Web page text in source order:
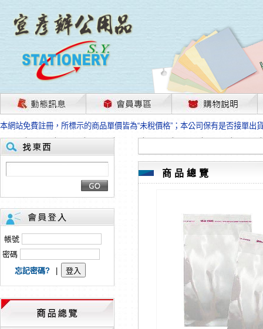
茲因國際情勢變化石油及塑化原物料波動漲幅甚大，部份上游供應商已採取
本網站免費註冊，所標示的商品單價皆為“未稅價格”；本公司保有是否接單出
HP、EPSON、CANON原廠耗材價格浮動，下單前請先跟客服人員確認最新
本網站免費註冊，所標示的商品單價皆為“未稅價格”；本公司保有是否接單出
匯款客戶請注意！因商品繁複來不及發現短缺，遂待客服人員跟您確認訂單
本網站免費註冊，所標示的商品單價皆為“未稅價格”；本公司保有是否接單出
茲因國際情勢變化石油及塑化原物料波動漲幅甚大，部份上游供應商已採取
本網站免費註冊，所標示的商品單價皆為“未稅價格”；本公司保有是否接單出
HP、EPSON、CANON原廠耗材價格浮動，下單前請先跟客服人員確認最新
本網站免費註冊，所標示的商品單價皆為“未稅價格”；本公司保有是否接單出
匯款客戶請注意！因商品繁複來不及發現短缺，遂待客服人員跟您確認訂單
本網站免費註冊，所標示的商品單價皆為“未稅價格”；本公司保有是否接單出
帳號
密碼
忘記密碼?
商品總覽